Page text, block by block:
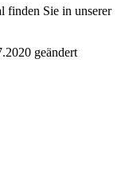
finden Sie in unserer
geändert